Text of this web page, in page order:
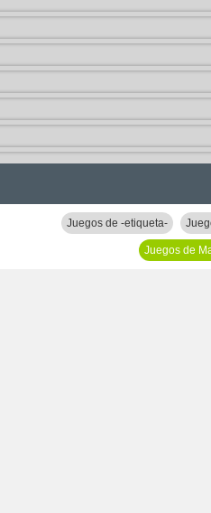
Juegos de -etiqueta-
Juegos de